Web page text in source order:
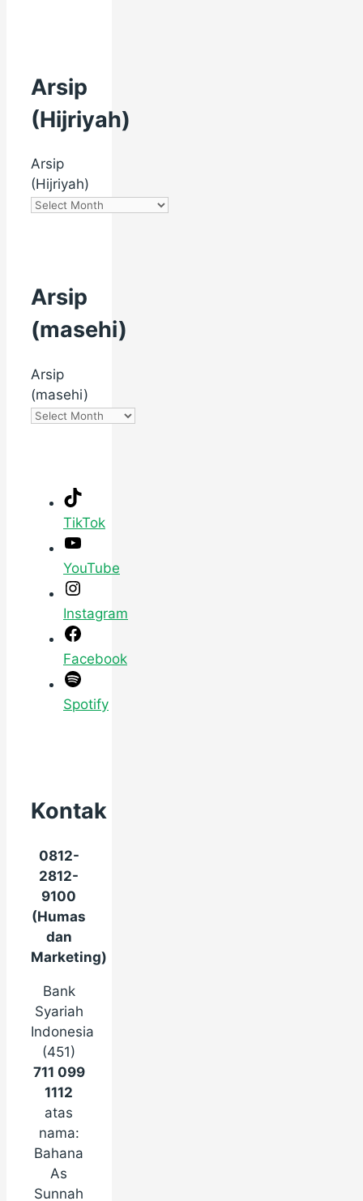
Arsip
(Hijriyah)
Arsip
(Hijriyah)
Arsip
(masehi)
Arsip
(masehi)
TikTok
YouTube
Instagram
Facebook
Spotify
Kontak
0812-
2812-
9100
(Humas
dan
Marketing)
Bank
Syariah
Indonesia
(451)
711 099
1112
atas
nama:
Bahana
As
Sunnah